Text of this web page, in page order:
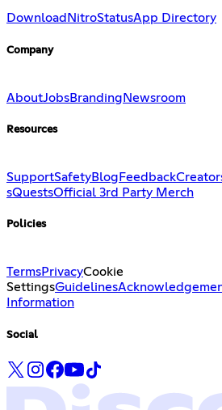
Download NitroStatusApp Directory
Company
AboutJobsBranding Newsroom
Resources
SupportSafetyBlog Feedback
sQuestsOfficial 3rd Party Merch
Policies
TermsPrivacyCookie
SettingsGuidelines
Information
Social